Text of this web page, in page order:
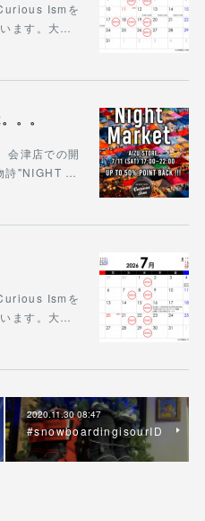
Ismを
ます。大…
。。
会津店での開
詩"NIGHT …
Ismを
ます。大…
2020.11.30 08:47
#snowboardingisourID